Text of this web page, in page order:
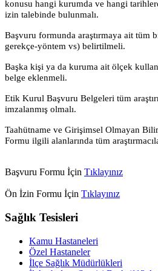
konusu hangi kurumda ve hangi
izin talebinde bulunmalı.
Başvuru formunda araştırmaya ait tüm
gerekçe-yöntem vs) belirtilmeli.
Başka kişi ya da kuruma ait ölçek
belge eklenmeli.
Etik Kurul Başvuru Belgeleri tüm
imzalanmış olmalı.
Taahütname ve Girişimsel Olmayan
Formu ilgili alanlarında tüm
Başvuru Formu İçin Tıklayınız
Ön İzin Formu İçin Tıklayınız
Sağlık Tesisleri
Kamu Hastaneleri
Özel Hastaneler
İlçe Sağlık Müdürlükleri